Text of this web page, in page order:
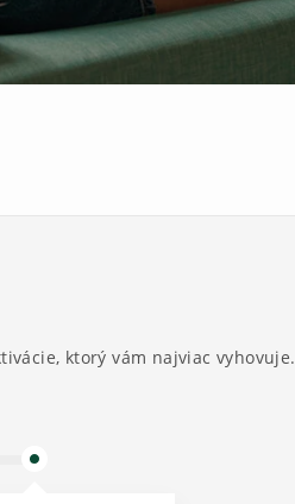
ktorý vám najviac vyhovuje.